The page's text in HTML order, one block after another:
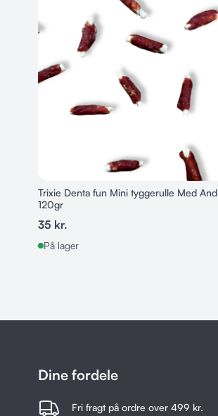
Trixie Denta fun Mini tyggerulle Med And
120gr
35 kr.
På lager
Dine fordele
Fri fragt på ordre over 499 kr.